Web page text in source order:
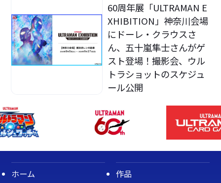
60周年展「ULTRAMAN E
XHIBITION」神奈川会場
にドーレ・クラウスさ
ん、五十嵐隼士さんがゲ
スト登場！撮影会、ウル
トラショットのスケジュ
ール公開
ホーム
作品